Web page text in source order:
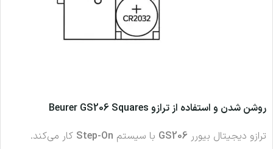
روشن شدن و استفاده از ترازو Beurer GS206 Squares
ترازو دیجیتال بیورر GS206 با سیستم Step-On کار می‌کند.